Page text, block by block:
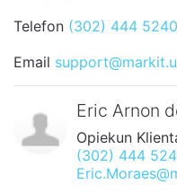
Telefon (302) 444 5240
Email
Eric Arnon
Opiekun
(302) 444